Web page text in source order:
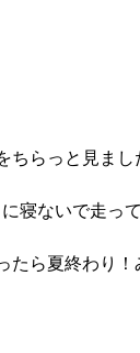
らっと見まし
寝ないで走っ
たら夏終わり